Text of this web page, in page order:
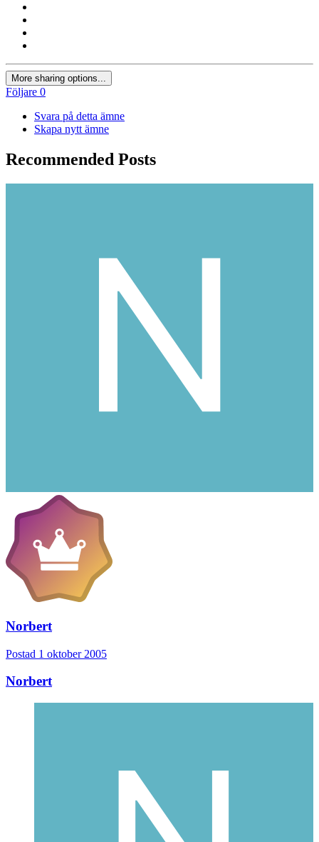
More sharing options...
Följare 0
Svara på detta ämne
Skapa nytt ämne
Recommended Posts
Norbert
Postad 1 oktober 2005
Norbert